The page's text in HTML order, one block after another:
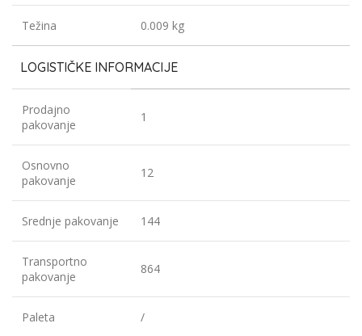
Težina 0.009 kg
LOGISTIČKE INFORMACIJE
Prodajno
pakovanje
1
Osnovno
pakovanje
12
Srednje pakovanje 144
Transportno
pakovanje
864
Paleta /